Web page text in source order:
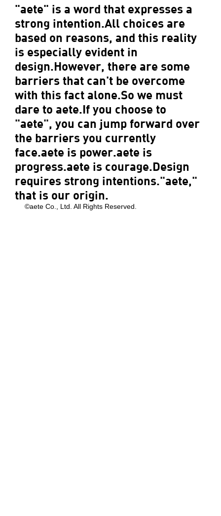
"aete" is a word that expresses a
strong intention.All choices are
based on reasons, and this reality
is especially evident in
design.However, there are some
barriers that can't be overcome
with this fact alone.So we must
dare to aete.If you choose to
"aete", you can jump forward over
the barriers you currently
face.aete is power.aete is
progress.aete is courage.Design
requires strong intentions."aete,"
that is our origin.
©aete Co., Ltd. All Rights Reserved.